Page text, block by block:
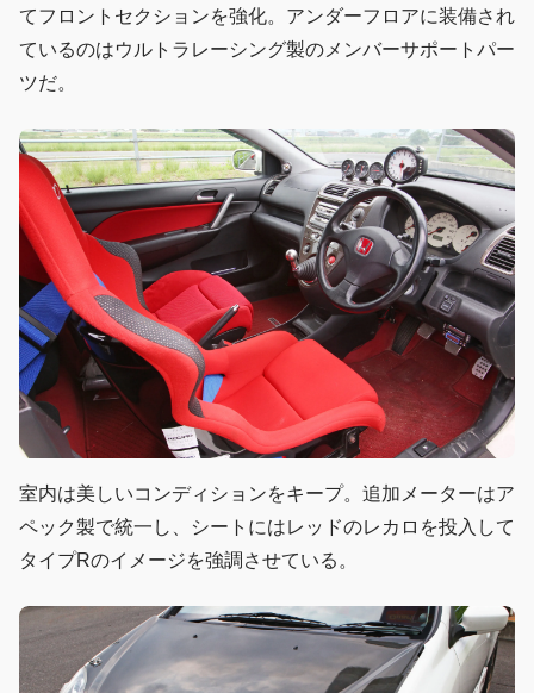
てフロントセクションを強化。アンダーフロアに装備され
ているのはウルトラレーシング製のメンバーサポートパー
ツだ。
室内は美しいコンディションをキープ。追加メーターはア
ペック製で統一し、シートにはレッドのレカロを投入して
タイプRのイメージを強調させている。